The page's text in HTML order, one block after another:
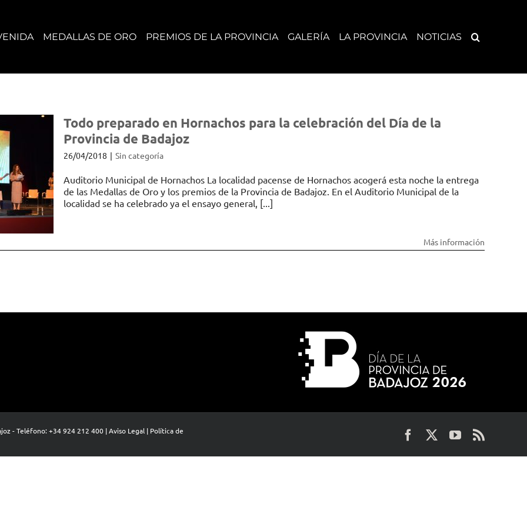
MEDALLAS DE ORO PREMIOS DE LA PROVINCIA GALERÍA LA PROVINCIA NOTICIAS
Todo preparado en Hornachos para la celebración del Día de la
Provincia de Badajoz
26/04/2018 | Sin categoría
Auditorio Municipal de Hornachos La localidad pacense de Hornachos acogerá esta noche la entrega
de las Medallas de Oro y los premios de la Provincia de Badajoz. En el Auditorio Municipal de la
localidad se ha celebrado ya el ensayo general, [...]
Más información
- Teléfono: +34 924 212 400 |Aviso Legal | Política de
FacebookYouTube
Rss